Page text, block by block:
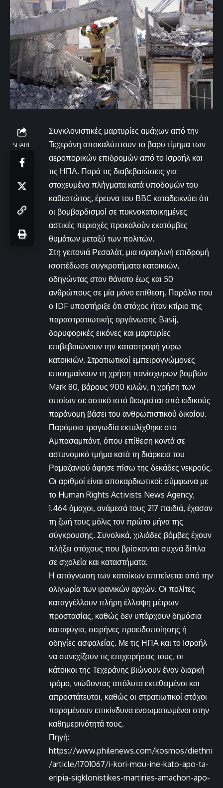
SHARE
Συγκλονιστικές μαρτυρίες αμάχων από την
Τεχεράνη αποκαλύπτουν το βαρύ τίμημα των
αεροπορικών επιδρομών από το Ισραήλ και
τις ΗΠΑ. Παρά τις διαβεβαιώσεις για
στοχευμένα πλήγματα κατά υποδομών του
καθεστώτος, έρευνα του BBC καταδεικνύει ότι
οι βομβαρδισμοί σε πυκνοκατοικημένες
αστικές περιοχές προκαλούν εκατόμβες
θυμάτων μεταξύ των πολιτών.
Στη γειτονιά Ρεσαλάτ, μια ισραηλινή επιδρομή
ισοπέδωσε συγκροτήματα κατοικιών,
οδηγώντας στον θάνατο έως και 50
ανθρώπους σε μία μόνο επίθεση. Παρόλο που
ο IDF υποστήριξε ότι στόχος ήταν κτίριο της
παραστρατιωτικής οργάνωσης Basij,
δορυφορικές εικόνες και μαρτυρίες
επιβεβαιώνουν την καταστροφή γύρω
κατοικιών. Στρατιωτικοί εμπειρογνώμονες
επισημαίνουν τη χρήση πανίσχυρων βομβών
Mark 80, βάρους 900 κιλών, η χρήση των
οποίων σε αστικό ιστό θεωρείται από ειδικούς
παράνομη βάσει του ανθρωπιστικού δικαίου.
Παρόμοια τραγωδία εκτυλίχθηκε στο
Αμπασαμπάντ, όπου επίθεση κοντά σε
αστυνομικό τμήμα κατά τη διάρκεια του
Ραμαζανιού άφησε πίσω της δεκάδες νεκρούς.
Οι αριθμοί είναι αποκαρδιωτικοί: σύμφωνα με
το Human Rights Activists News Agency,
1.464 άμαχοι, ανάμεσά τους 217 παιδιά, έχασαν
τη ζωή τους μόλις τον πρώτο μήνα της
σύγκρουσης. Συνολικά, χιλιάδες βόμβες έχουν
πλήξει στόχους που βρίσκονται συχνά δίπλα
σε σχολεία και καταστήματα.
Η απόγνωση των κατοίκων επιτείνεται από την
ολιγωρία των ιρανικών αρχών. Οι πολίτες
καταγγέλλουν πλήρη έλλειψη μέτρων
προστασίας, καθώς δεν υπάρχουν δημόσια
καταφύγια, σειρήνες προειδοποίησης ή
οδηγίες ασφαλείας. Με τις ΗΠΑ και το Ισραήλ
να συνεχίζουν τις επιχειρήσεις τους, οι
κάτοικοι της Τεχεράνης βιώνουν έναν διαρκή
τρόμο, νιώθοντας απόλυτα εκτεθειμένοι και
απροστάτευτοι, καθώς οι στρατιωτικοί στόχοι
παραμένουν επικίνδυνα ενσωματωμένοι στην
καθημερινότητά τους.
Πηγή:
https://www.philenews.com/kosmos/diethni
/article/1701067/i-kori-mou-ine-kato-apo-ta-
eripia-sigklonistikes-martiries-amachon-apo-